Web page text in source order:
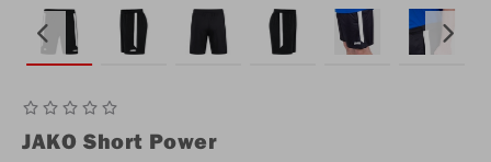
JAKO Short Power